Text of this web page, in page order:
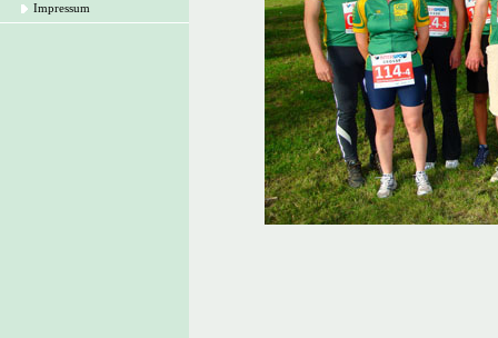
Impressum